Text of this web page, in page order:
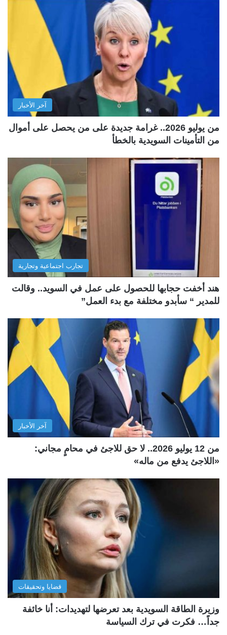
آخر الأخبار
من يوليو 2026.. غرامة جديدة على من يحصل على أموال
من التأمينات السويدية بالخطأ
تجارب اجتماعية وتجارية
هند أخفت حجابها للحصول على عمل في السويد.. وقالت
للمدير “ سأبدو مختلفة مع بدء العمل”
آخر الأخبار
من 12 يوليو 2026.. لا حق للاجئ في محامٍ مجاني:
«اللاجئ يدفع من ماله»
قضايا وتحقيقات
وزيرة الطاقة السويدية بعد تعرضها لتهديدات: أنا خائفة
جداً… فكرت في ترك السياسة